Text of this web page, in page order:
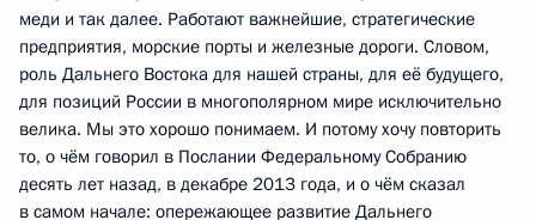
меди и так далее. Работают важнейшие, стратегические
предприятия, морские порты и железные дороги. Словом,
роль Дальнего Востока для нашей страны, для её будущего,
для позиций России в многополярном мире исключительно
велика. Мы это хорошо понимаем. И потому хочу повторить
то, о чём говорил в Послании Федеральному Собранию
десять лет назад, в декабре 2013 года, и о чём сказал
в самом начале: опережающее развитие Дальнего